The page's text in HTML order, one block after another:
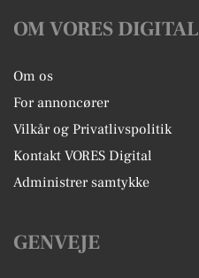
OM VORES DIGITAL
Om os
For annoncører
Vilkår og Privatlivspolitik
Kontakt VORES Digital
Administrer samtykke
GENVEJE